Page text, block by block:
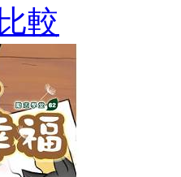
比較